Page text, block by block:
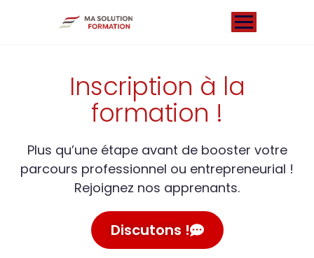
Inscription à la
formation !
Plus qu’une étape avant de booster votre
parcours professionnel ou entrepreneurial !
Rejoignez nos apprenants.
Discutons !